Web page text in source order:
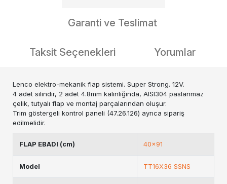
Garanti ve Teslimat
Taksit Seçenekleri Yorumlar
Lenco elektro-mekanik flap sistemi. Super Strong. 12V.
4 adet silindir, 2 adet 4.8mm kalınlığında, AISI304 paslanmaz
çelik, tutyalı flap ve montaj parçalarından oluşur.
Trim göstergeli kontrol paneli (47.26.126) ayrıca sipariş
edilmelidir.
FLAP EBADI (cm) 40x91
Model TT16X36 SSNS